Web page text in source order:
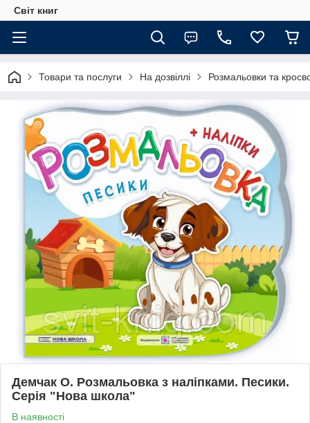
Світ книг
Товари та послуги На дозвіллі Розмальовки та
Демчак О. Розмальовка з наліпками. Песики.
Серія "Нова школа"
В наявності